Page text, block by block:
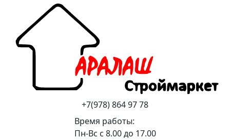
+7(978) 864 97 78
Время работы:
Пн-Вс с 8.00 до 17.00